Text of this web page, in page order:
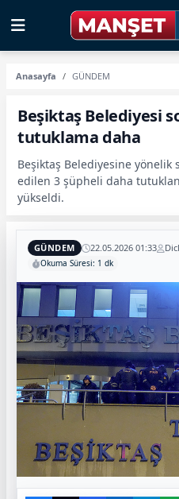
Anasayfa GÜNDEM
Beşiktaş Belediyesi
tutuklama daha
Beşiktaş Belediyesine
edilen 3 şüpheli daha
yükseldi.
GÜNDEM 22.05.2026 01:33
Okuma Süresi: 1 dk